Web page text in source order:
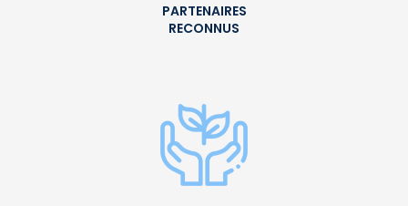
PARTENAIRES
RECONNUS